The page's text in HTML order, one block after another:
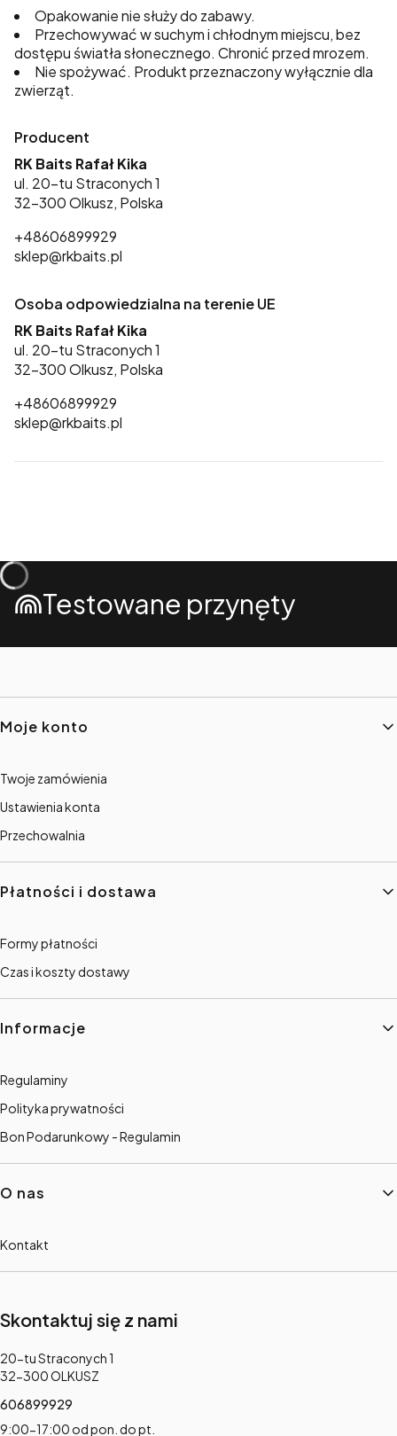
Opakowanie nie służy do zabawy.
Przechowywać w suchym i chłodnym miejscu, bez
dostępu światła słonecznego. Chronić przed mrozem.
Nie spożywać. Produkt przeznaczony wyłącznie dla
zwierząt.
Producent
RK Baits Rafał Kika
ul. 20-tu Straconych 1
32-300 Olkusz, Polska
+48606899929
sklep@rkbaits.pl
Osoba odpowiedzialna na terenie UE
RK Baits Rafał Kika
ul. 20-tu Straconych 1
32-300 Olkusz, Polska
+48606899929
sklep@rkbaits.pl
Testowane przynęty
Linki w stopce
Moje konto
Twoje zamówienia
Ustawienia konta
Przechowalnia
Płatności i dostawa
Formy płatności
Czas i koszty dostawy
Informacje
Regulaminy
Polityka prywatności
Bon Podarunkowy - Regulamin
O nas
Kontakt
Skontaktuj się z nami
Adres:
20-tu Straconych 1
32-300 OLKUSZ
606899929
9:00-17:00 od pon. do pt.